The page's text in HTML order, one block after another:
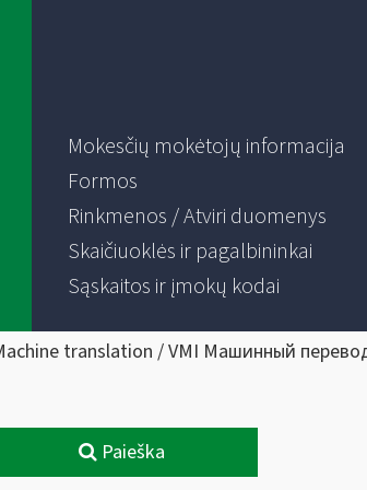
Mokesčių mokėtojų informacija
Formos
Rinkmenos / Atviri duomenys
Skaičiuoklės ir pagalbininkai
Sąskaitos ir įmokų kodai
translation / VMI Машинный
Paieška